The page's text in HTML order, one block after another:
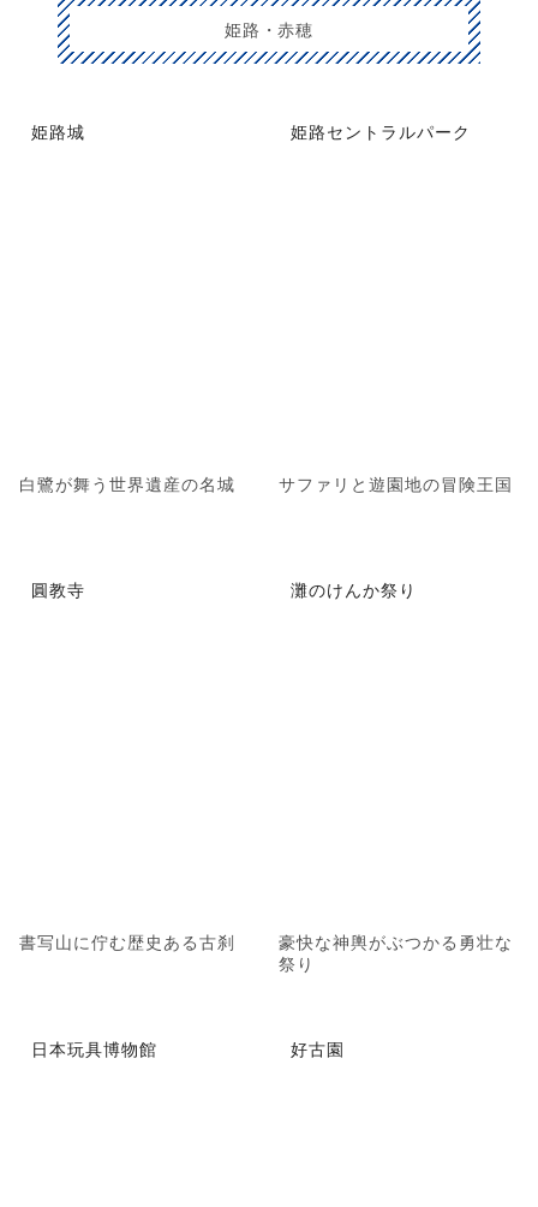
姫路・赤穂
姫路城
白鷺が舞う世界遺産の名城
姫路セントラルパーク
サファリと遊園地の冒険王国
圓教寺
書写山に佇む歴史ある古刹
灘のけんか祭り
豪快な神輿がぶつかる勇壮な
祭り
日本玩具博物館 好古園